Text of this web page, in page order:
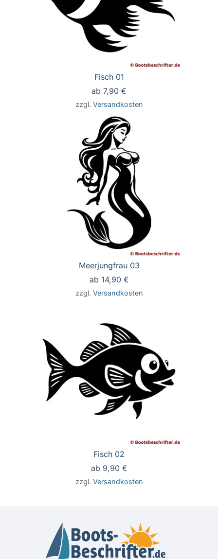
Fisch 01
ab 7,90 €
zzgl. Versandkosten
Meerjungfrau 03
ab 14,90 €
zzgl. Versandkosten
Fisch 02
ab 9,90 €
zzgl. Versandkosten